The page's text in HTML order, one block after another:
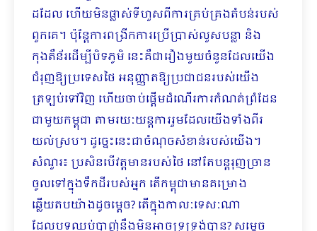
ដដែល ហើយមិនផ្លាស់ទីហួសពីការគ្រប់គ្រងតំបន់របស់
ពួកគេ។ ប៉ុន្តែការពង្រីកការប្រើប្រាស់លួសបន្លា និង
កុងតឺន័រដើម្បីបិទភូមិ នេះគឺជារឿងមួយចំនួនដែលយើង
ជំរុញឱ្យប្រទេសថៃ អនុញ្ញាតឱ្យប្រជាជនរបស់យើង
ត្រឡប់ទៅវិញ ហើយចាប់ផ្តើមដំណើរការកំណត់ព្រំដែន
ជាមួយកម្ពុជា តាមរយៈយន្តការរួមដែលយើងទាំងពីរ
យល់ស្រប។ ដូច្នេះនេះជាចំណុចសំខាន់របស់យើង។
សំណួរ៖ ប្រសិនបើវត្តមានរបស់ថៃ នៅតែបន្តរុញច្រាន
ចូលទៅក្នុងទឹកដីរបស់អ្នក តើកម្ពុជាមានគម្រោង
ឆ្លើយតបយ៉ាងដូចម្តេច? តើក្នុងកាលៈទេសៈណា
ដែលបទឈប់បាញ់នឹងមិនអាចទ្រទ្រង់បាន? សម្តេច